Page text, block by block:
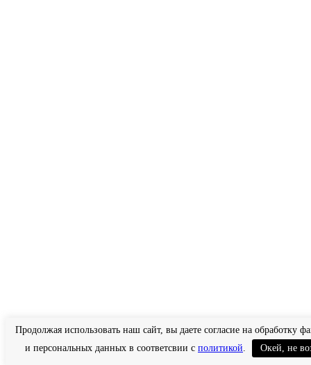
Продолжая использовать наш сайт, вы даете согласие на обработку
и персональных данных в соответсвии с политикой. Окей, не